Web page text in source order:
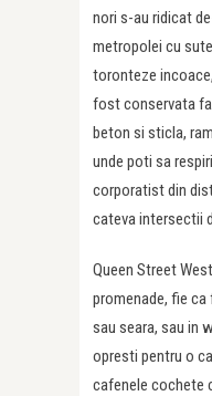
nori s-au ridicat
metropolei cu
toronteze
fost conservata
beton si sticla,
unde poti sa
corporatist din
cateva intersectii
Queen Street
promenade, fie ca
sau seara, sau in
opresti pentru o
cafenele cochete